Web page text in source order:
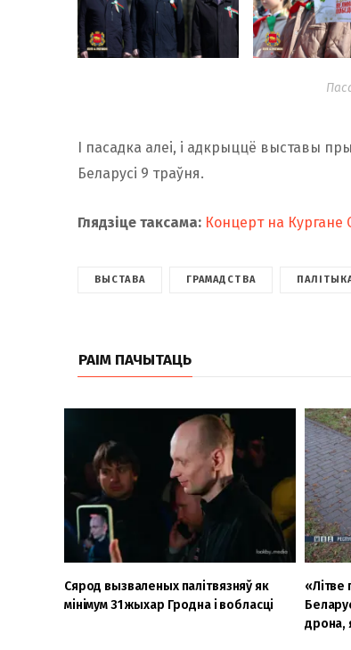
І пасадка алеі, і адкрыццё выставы
Беларусі 9 траўня.
Глядзіце таксама: Концерт на
ВЫСТАВА ГРАМАДСТВА
РАІМ ПАЧЫТАЦЬ
Сярод вызваленых палітвязняў як
мінімум 31 жыхар Гродна і вобласці
«Літве
дрона,